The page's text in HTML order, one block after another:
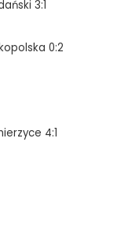
3:1
0:2
4:1